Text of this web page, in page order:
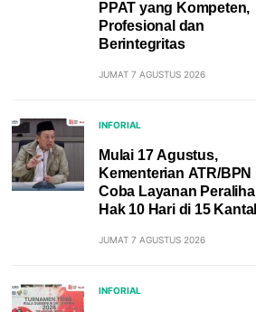
PPAT yang Kompeten,
Profesional dan
Berintegritas
JUMAT 7 AGUSTUS 2026
INFORIAL
Mulai 17 Agustus,
Kementerian ATR/BPN
Coba Layanan
Hak 10 Hari di 15
JUMAT 7 AGUSTUS 2026
INFORIAL